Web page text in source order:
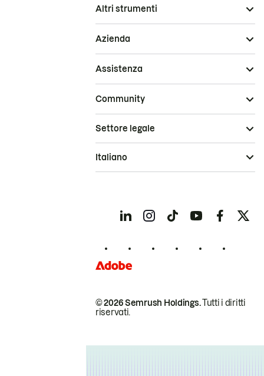
Altri strumenti
Azienda
Assistenza
Community
© 2026 Semrush Holdings.Tutti i diritti
riservati.
Settore legale
Italiano